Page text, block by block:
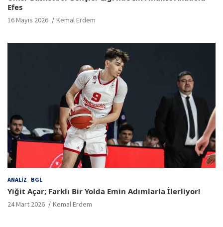
Efes
16 Mayıs 2026 Kemal Erdem
ANALIZ BGL
Yiğit Açar; Farklı Bir Yolda Emin Adımlarla İlerliyor!
24 Mart 2026 Kemal Erdem